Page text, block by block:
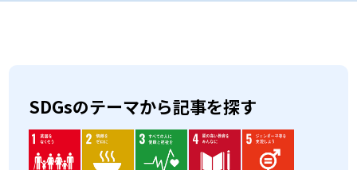
SDGsのテーマから記事を探す